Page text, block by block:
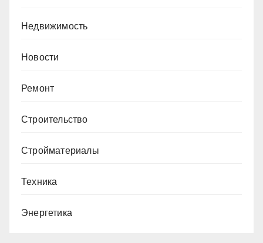
Недвижимость
Новости
Ремонт
Строительство
Стройматериалы
Техника
Энергетика